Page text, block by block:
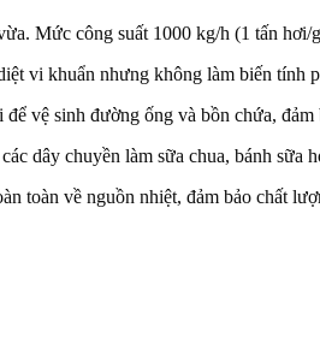
Mức công suất 1000 kg/h (1 tấn hơi/
vi khuẩn nhưng không làm biến tính
vệ sinh đường ống và bồn chứa, đảm
dây chuyền làm sữa chua, bánh sữa
toàn về nguồn nhiệt, đảm bảo chất